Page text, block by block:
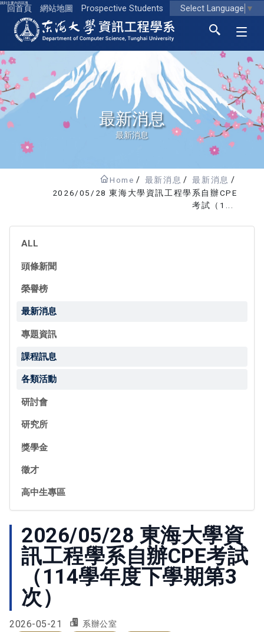
跳到主要內容區塊
回首頁 網站地圖 Prospective Students Select Language ▼
東海大學logo
最新消息
最新消息
Home 最新消息
最新消息
2026/05/28 東海大學資訊工程學系自辦CPE
考試（1...
ALL
頭條新聞
榮譽榜
最新消息
專題資訊
課程訊息
各類活動
研討會
研究所
獎學金
徵才
高中生專區
2026/05/28 東海大學資
訊工程學系自辦CPE考試
（114學年度下學期第3
次）
2026-05-21 系辦公室